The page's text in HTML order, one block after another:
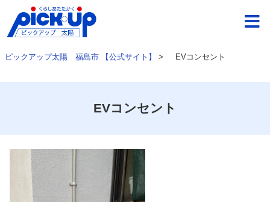
ピックアップ太陽 福島市 【公式サイト】 > EVコンセント
EVコンセント